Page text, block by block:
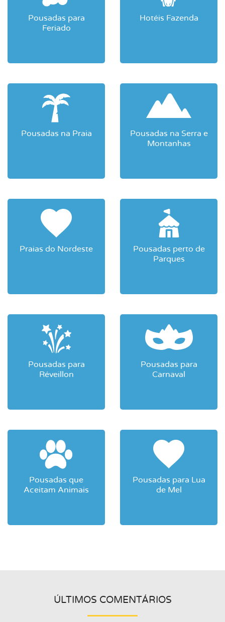
Pousadas para
Feriado
Hotéis Fazenda
Pousadas na Praia
Pousadas na Serra e
Montanhas
Praias do Nordeste
Pousadas perto de
Parques
Pousadas para
Réveillon
Pousadas para
Carnaval
Pousadas que
Aceitam Animais
Pousadas para Lua
de Mel
ÚLTIMOS COMENTÁRIOS